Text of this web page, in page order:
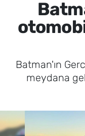
Batman'ın
meydana